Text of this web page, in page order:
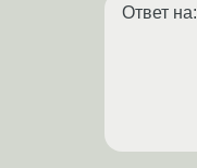
Ответ на: